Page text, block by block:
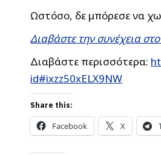
Ωστόσο, δε μπόρεσε να
Διαβάστε την συνέχεια
Διαβάστε περισσότερα:
id#ixzz50xELX9NW
Share this:
Facebook X